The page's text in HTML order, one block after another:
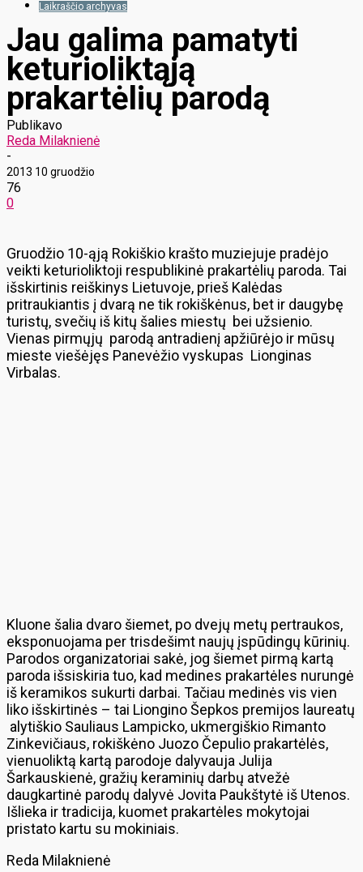
Laikraščio archyvas
Jau galima pamatyti
keturioliktąją
prakartėlių parodą
Publikavo
Reda Milaknienė
-
2013 10 gruodžio
76
0
Gruodžio 10-ąją Rokiškio krašto muziejuje pradėjo
veikti keturioliktoji respublikinė prakartėlių paroda. Tai
išskirtinis reiškinys Lietuvoje, prieš Kalėdas
pritraukiantis į dvarą ne tik rokiškėnus, bet ir daugybę
turistų, svečių iš kitų šalies miestų bei užsienio.
Vienas pirmųjų parodą antradienį apžiūrėjo ir mūsų
mieste viešėjęs Panevėžio vyskupas Lionginas
Virbalas.
Kluone šalia dvaro šiemet, po dvejų metų pertraukos,
eksponuojama per trisdešimt naujų įspūdingų kūrinių.
Parodos organizatoriai sakė, jog šiemet pirmą kartą
paroda išsiskiria tuo, kad medines prakartėles nurungė
iš keramikos sukurti darbai. Tačiau medinės vis vien
liko išskirtinės – tai Liongino Šepkos premijos laureatų
alytiškio Sauliaus Lampicko, ukmergiškio Rimanto
Zinkevičiaus, rokiškėno Juozo Čepulio prakartėlės,
vienuoliktą kartą parodoje dalyvauja Julija
Šarkauskienė, gražių keraminių darbų atvežė
daugkartinė parodų dalyvė Jovita Paukštytė iš Utenos.
Išlieka ir tradicija, kuomet prakartėles mokytojai
pristato kartu su mokiniais.
Reda Milaknienė